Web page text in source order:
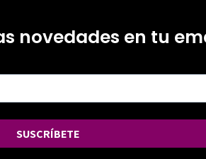
novedades en tu
SUSCRÍBETE